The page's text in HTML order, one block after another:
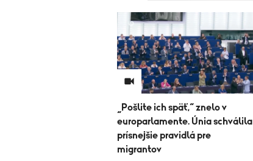
„Pošlite ich späť,“ znelo v
europarlamente. Únia schválila
prísnejšie pravidlá pre
migrantov